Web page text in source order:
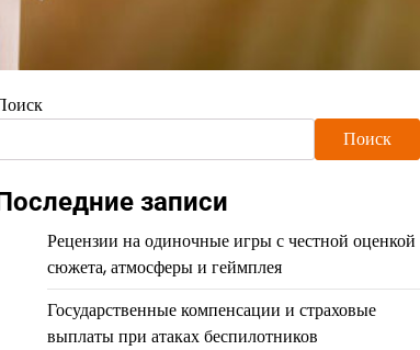
Поиск
записи
Рецензии на одиночные игры с честной оценкой
сюжета, атмосферы и геймплея
Государственные компенсации и страховые
выплаты при атаках беспилотников